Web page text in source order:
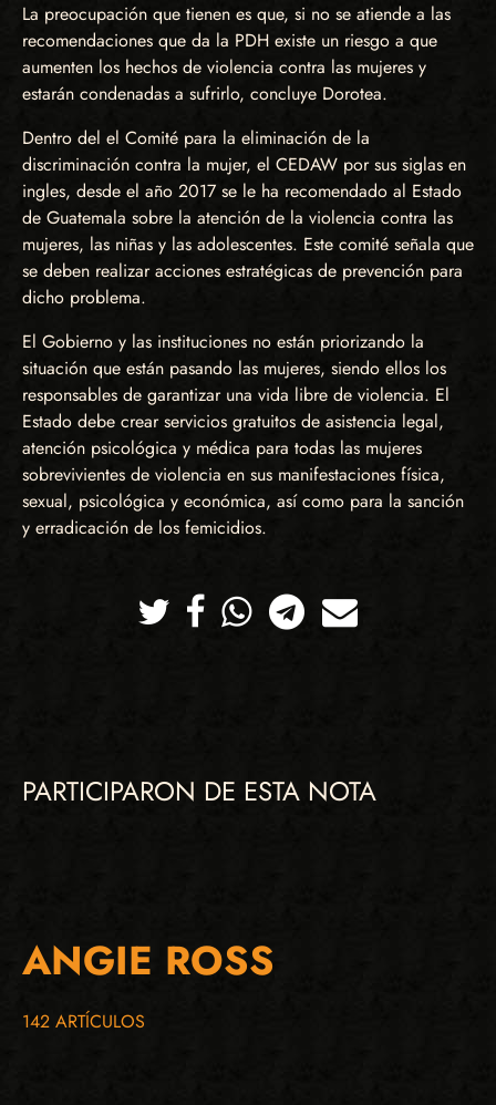
La preocupación que tienen es que, si no se atiende a las
recomendaciones que da la PDH existe un riesgo a que
aumenten los hechos de violencia contra las mujeres y
estarán condenadas a sufrirlo, concluye Dorotea.
Dentro del el Comité para la eliminación de la
discriminación contra la mujer, el CEDAW por sus siglas en
ingles, desde el año 2017 se le ha recomendado al Estado
de Guatemala sobre la atención de la violencia contra las
mujeres, las niñas y las adolescentes. Este comité señala que
se deben realizar acciones estratégicas de prevención para
dicho problema.
El Gobierno y las instituciones no están priorizando la
situación que están pasando las mujeres, siendo ellos los
responsables de garantizar una vida libre de violencia. El
Estado debe crear servicios gratuitos de asistencia legal,
atención psicológica y médica para todas las mujeres
sobrevivientes de violencia en sus manifestaciones física,
sexual, psicológica y económica, así como para la sanción
y erradicación de los femicidios.
TwitterFacebookWhatsappTelegramCorreo
PARTICIPARON DE ESTA NOTA
ANGIE ROSS
142 ARTÍCULOS